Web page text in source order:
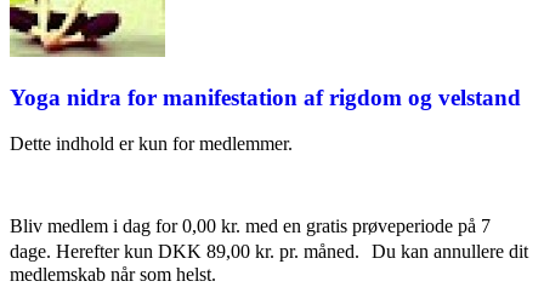
Yoga nidra for manifestation af rigdom og velstand
Dette indhold er kun for medlemmer.
Bliv medlem i dag for 0,00 kr. med en gratis prøveperiode på 7
dage. Herefter kun DKK 89,00 kr. pr. måned. Du kan annullere dit
medlemskab når som helst.